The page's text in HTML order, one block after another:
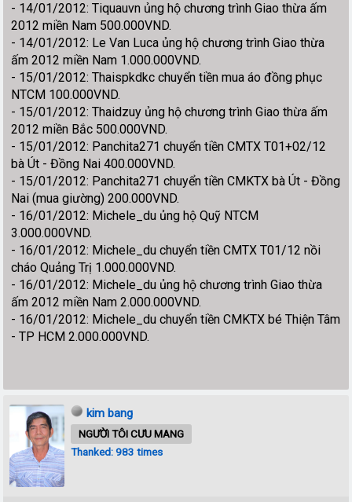
- 14/01/2012: Tiquauvn ủng hộ chương trình Giao thừa ấm
2012 miền Nam 500.000VND.
- 14/01/2012: Le Van Luca ủng hộ chương trình Giao thừa
ấm 2012 miền Nam 1.000.000VND.
- 15/01/2012: Thaispkdkc chuyển tiền mua áo đồng phục
NTCM 100.000VND.
- 15/01/2012: Thaidzuy ủng hộ chương trình Giao thừa ấm
2012 miền Bắc 500.000VND.
- 15/01/2012: Panchita271 chuyển tiền CMTX T01+02/12
bà Út - Đồng Nai 400.000VND.
- 15/01/2012: Panchita271 chuyển tiền CMKTX bà Út - Đồng
Nai (mua giường) 200.000VND.
- 16/01/2012: Michele_du ủng hộ Quỹ NTCM
3.000.000VND.
- 16/01/2012: Michele_du chuyển tiền CMTX T01/12 nồi
cháo Quảng Trị 1.000.000VND.
- 16/01/2012: Michele_du ủng hộ chương trình Giao thừa
ấm 2012 miền Nam 2.000.000VND.
- 16/01/2012: Michele_du chuyển tiền CMKTX bé Thiện Tâm
- TP HCM 2.000.000VND.
kim bang
NGƯỜI TÔI CƯU MANG
Thanked: 983 times